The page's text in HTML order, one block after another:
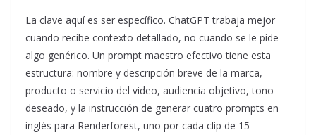
La clave aquí es ser específico. ChatGPT trabaja mejor
cuando recibe contexto detallado, no cuando se le pide
algo genérico. Un prompt maestro efectivo tiene esta
estructura: nombre y descripción breve de la marca,
producto o servicio del video, audiencia objetivo, tono
deseado, y la instrucción de generar cuatro prompts en
inglés para Renderforest, uno por cada clip de 15